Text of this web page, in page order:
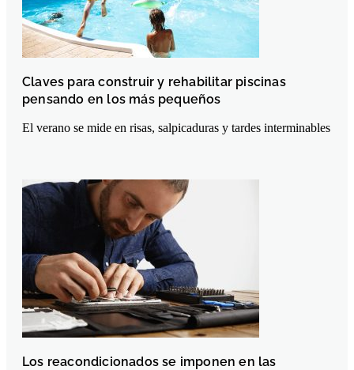
Claves para construir y rehabilitar piscinas
pensando en los más pequeños
El verano se mide en risas, salpicaduras y tardes interminables
Los reacondicionados se imponen en las